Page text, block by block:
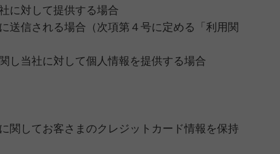
に対して提供する場合
送信される場合（次項第４号に定める「利用関
し当社に対して個人情報を提供する場合
関してお客さまのクレジットカード情報を保持